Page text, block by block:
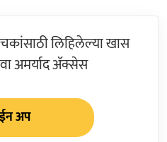
लिहिलेल्या खास
अमर्याद ॲक्सेस
अप